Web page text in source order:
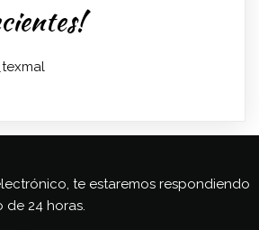
te estaremos respondiendo
de 24 horas.